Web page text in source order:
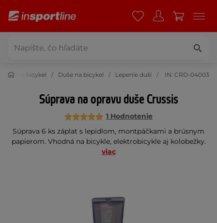
na bicykel Duše na bicykel Lepenie duší IN: CRD-04003
Súprava na opravu duše Crussis
1 Hodnotenie
Súprava 6 ks záplat s lepidlom, montpáčkami a brúsnym
papierom. Vhodná na bicykle, elektrobicykle aj kolobežky.
viac